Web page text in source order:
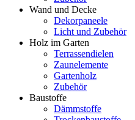
Wand und Decke
Dekorpaneele
Licht und Zubehör
Holz im Garten
Terrassendielen
Zaunelemente
Gartenholz
Zubehör
Baustoffe
Dämmstoffe